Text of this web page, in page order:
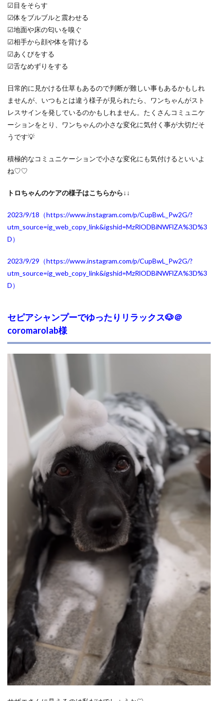
☑目をそらす
☑体をブルブルと震わせる
☑地面や床の匂いを嗅ぐ
☑相手から顔や体を背ける
☑あくびをする
☑舌なめずりをする
日常的に見かける仕草もあるので判断が難しい事もあるかもしれ
ませんが、いつもとは違う様子が見られたら、ワンちゃんがスト
レスサインを発しているのかもしれません。 たくさんコミュニケ
ーションをとり、ワンちゃんの小さな変化に気付く事が大切だそ
うです💡
積極的なコミュニケーションで小さな変化にも気付けるといいよ
ね♡♡
トロちゃんのケアの様子はこちらから↓↓
2023/9/18（https://www.instagram.com/p/CupBwL_Pw2G/?
utm_source=ig_web_copy_link&igshid=MzRlODBiNWFlZA%3D%3
D）
2023/9/29（https://www.instagram.com/p/CupBwL_Pw2G/?
utm_source=ig_web_copy_link&igshid=MzRlODBiNWFlZA%3D%3
D）
セピアシャンプーでゆったりリラックス🐶＠
coromarolab様